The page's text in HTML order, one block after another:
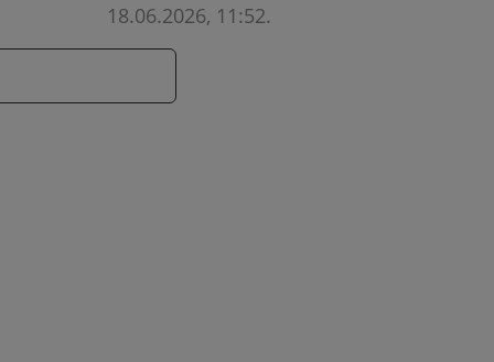
18.06.2026, 11:52.